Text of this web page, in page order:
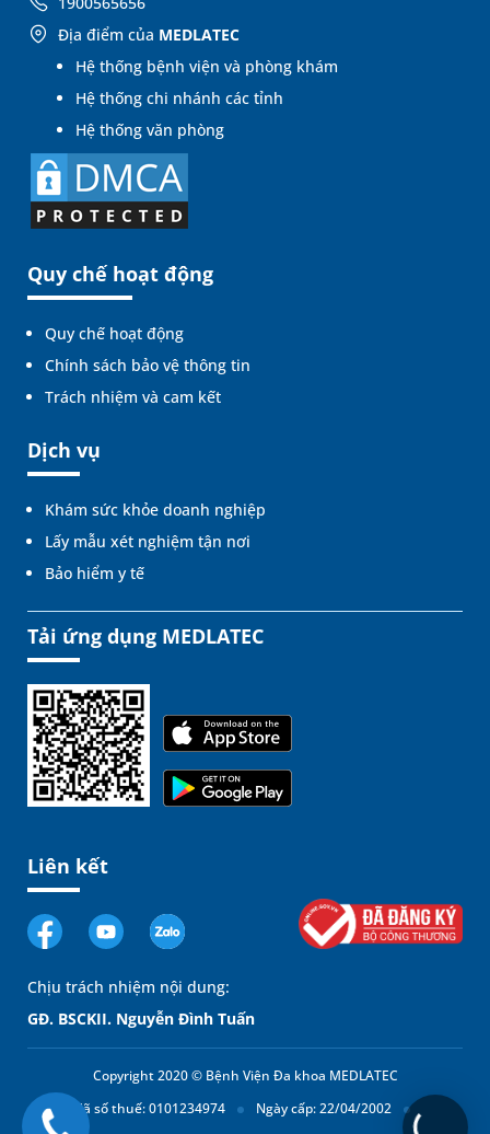
Địa điểm của MEDLATEC
Hệ thống bệnh viện và phòng khám
Hệ thống chi nhánh các tỉnh
Hệ thống văn phòng
Quy chế hoạt động
Quy chế hoạt động
Chính sách bảo vệ thông tin
Trách nhiệm và cam kết
Dịch vụ
Khám sức khỏe doanh nghiệp
Lấy mẫu xét nghiệm tận nơi
Bảo hiểm y tế
Tải ứng dụng MEDLATEC
Liên kết
Chịu trách nhiệm nội dung:
GĐ. BSCKII. Nguyễn Đình Tuấn
Copyright 2020 © Bệnh Viện Đa khoa MEDLATEC
Mã số thuế: 0101234974
Ngày cấp: 22/04/2002